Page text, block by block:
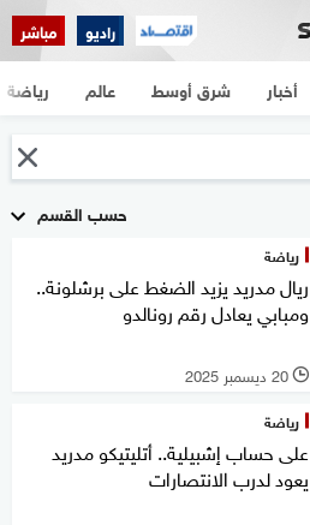
راديو مباشر
أخبار شرق أوسط عالم رياضة
حسب القسم
رياضة
ريال مدريد يزيد الضغط على برشلونة..
ومبابي يعادل رقم رونالدو
l 20 ديسمبر 2025
رياضة
على حساب إشبيلية.. أتليتيكو مدريد
يعود لدرب الانتصارات